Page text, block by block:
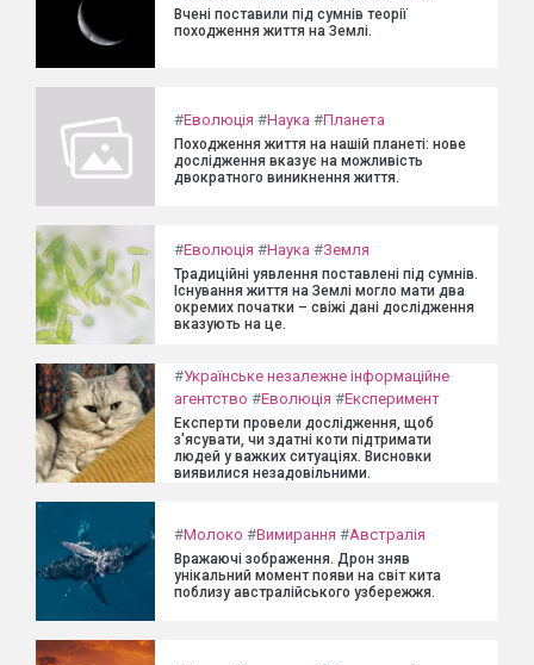
Вчені поставили під сумнів теорії
походження життя на Землі.
#Еволюція #Наука #Планета
Походження життя на нашій планеті: нове
дослідження вказує на можливість
двократного виникнення життя.
#Еволюція #Наука #Земля
Традиційні уявлення поставлені під сумнів.
Існування життя на Землі могло мати два
окремих початки – свіжі дані дослідження
вказують на це.
#Українське незалежне інформаційне
агентство #Еволюція #Експеримент
Експерти провели дослідження, щоб
з'ясувати, чи здатні коти підтримати
людей у важких ситуаціях. Висновки
виявилися незадовільними.
#Молоко #Вимирання #Австралія
Вражаючі зображення. Дрон зняв
унікальний момент появи на світ кита
поблизу австралійського узбережжя.